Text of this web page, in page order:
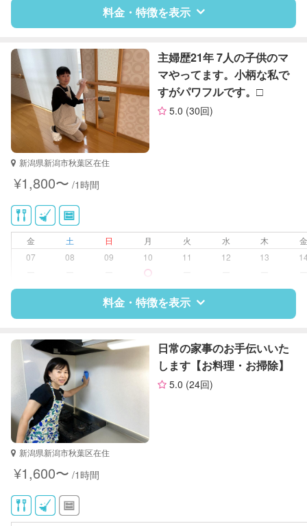
料金・特徴を表示
特徴 料金 レビュー
サポートの特徴
資格
栄養士
主婦歴21年 7人の子供のマ
マやってます。小柄な私で
すがパワフルです。□
5.0 (30回)
新潟県新潟市秋葉区在住
¥1,800〜 /1時間
金 土 日 月 火 水 木
07
08 09 10 11 12 13
料金・特徴を表示
特徴 料金 レビュー
サポートの特徴
資格
対応可能/特徴
掃除（洗面所、お風呂場、お手洗
ゴミの分別/ゴミ出し
日常の家事のお手伝いいた
します【お料理・お掃除】
5.0 (24回)
新潟県新潟市秋葉区在住
¥1,600〜 /1時間